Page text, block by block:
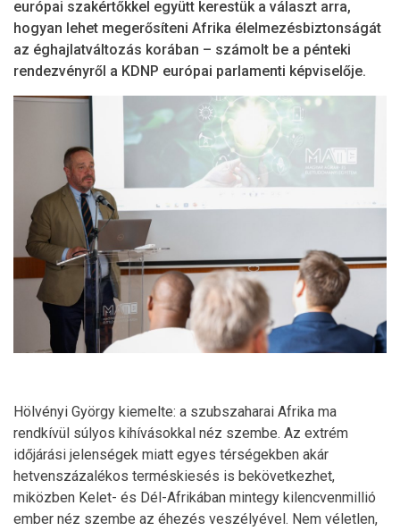
európai szakértőkkel együtt kerestük a választ arra,
hogyan lehet megerősíteni Afrika élelmezésbiztonságát
az éghajlatváltozás korában – számolt be a pénteki
rendezvényről a KDNP európai parlamenti képviselője.
Hölvényi György kiemelte: a szubszaharai Afrika ma
rendkívül súlyos kihívásokkal néz szembe. Az extrém
időjárási jelenségek miatt egyes térségekben akár
hetvenszázalékos terméskiesés is bekövetkezhet,
miközben Kelet- és Dél-Afrikában mintegy kilencvenmillió
ember néz szembe az éhezés veszélyével. Nem véletlen,